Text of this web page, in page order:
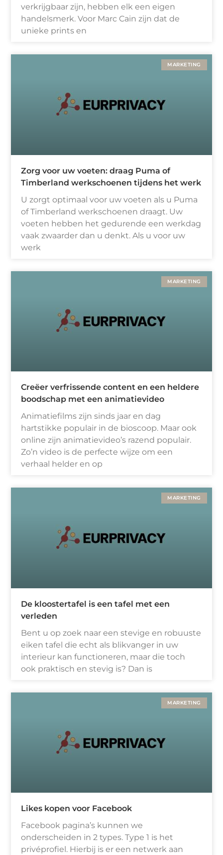
verkrijgbaar zijn, hebben elk een eigen
handelsmerk. Voor Marc Cain zijn dat de
unieke prints en
MARKETING
Zorg voor uw voeten: draag Puma of
Timberland werkschoenen tijdens het werk
U zorgt optimaal voor uw voeten als u Puma
of Timberland werkschoenen draagt. Uw
voeten hebben het gedurende een werkdag
vaak zwaarder dan u denkt. Als u voor uw
werk
MARKETING
Creëer verfrissende content en een heldere
boodschap met een animatievideo
Animatiefilms zijn sinds jaar en dag
hartstikke populair in de bioscoop. Maar ook
online zijn animatievideo’s razend populair.
Zo’n video is de perfecte wijze om een
verhaal helder en op
MARKETING
De kloostertafel is een tafel met een
verleden
Bent u op zoek naar een stevige en robuuste
eiken tafel die echt als blikvanger in uw
interieur kan functioneren, maar die toch
ook praktisch en stevig is? Dan is
MARKETING
Likes kopen voor Facebook
Facebook pagina’s kunnen we
onderscheiden in 2 types. Type 1 is het
privéprofiel. Hierbij is er een netwerk aan